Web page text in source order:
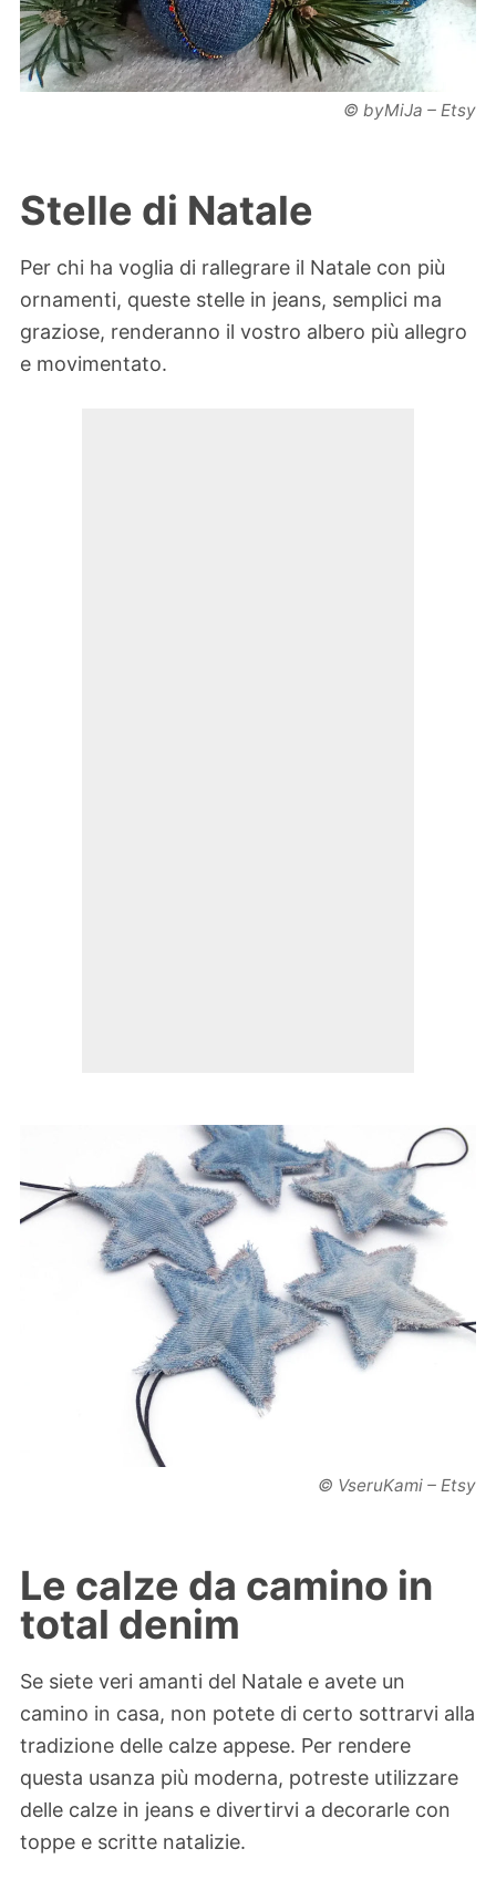
© byMiJa – Etsy
Stelle di Natale
Per chi ha voglia di rallegrare il Natale con più
ornamenti, queste stelle in jeans, semplici ma
graziose, renderanno il vostro albero più allegro
e movimentato.
© VseruKami – Etsy
Le calze da camino in
total denim
Se siete veri amanti del Natale e avete un
camino in casa, non potete di certo sottrarvi alla
tradizione delle calze appese. Per rendere
questa usanza più moderna, potreste utilizzare
delle calze in jeans e divertirvi a decorarle con
toppe e scritte natalizie.